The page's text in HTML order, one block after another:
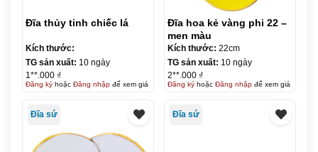
Đĩa thủy tinh chiếc lá
Kích thước:
TG sản xuất: 10 ngày
1**.000 ₫
Đăng kýhoặc Đăng nhậpđể xem giá
Đĩa hoa kẻ vàng phi 22 –
men màu
Kích thước: 22cm
TG sản xuất: 10 ngày
2**.000 ₫
Đăng kýhoặc Đăng nhậpđể xem giá
Đĩa sứ Đĩa sứ